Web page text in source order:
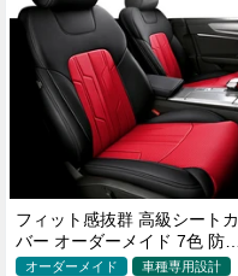
フィット感抜群 高級シートカ
バー オーダーメイド 7色 防水
レザー おしゃれ 全席セット
オーダーメイド 車種専用設計